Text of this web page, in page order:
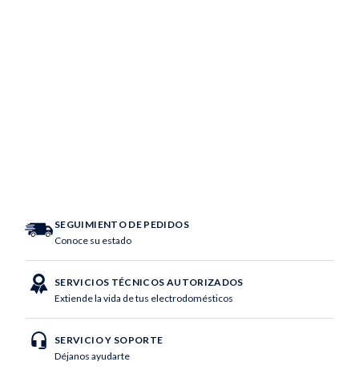
SEGUIMIENTO DE PEDIDOS
Conoce su estado
SERVICIOS TÉCNICOS AUTORIZADOS
Extiende la vida de tus electrodomésticos
SERVICIO Y SOPORTE
Déjanos ayudarte